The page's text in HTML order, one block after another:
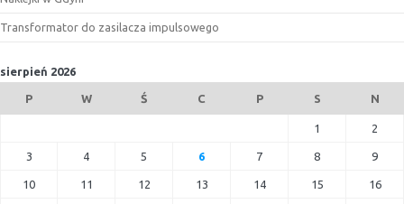
Transformator do zasilacza impulsowego
sierpień 2026
P W Ś C P S N
1 2
3 4 5 6 7 8 9
10 11 12 13 14 15 16